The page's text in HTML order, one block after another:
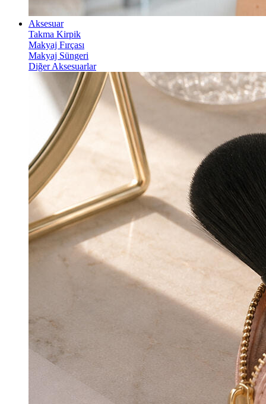
Aksesuar
Takma Kirpik
Makyaj Fırçası
Makyaj Süngeri
Diğer Aksesuarlar